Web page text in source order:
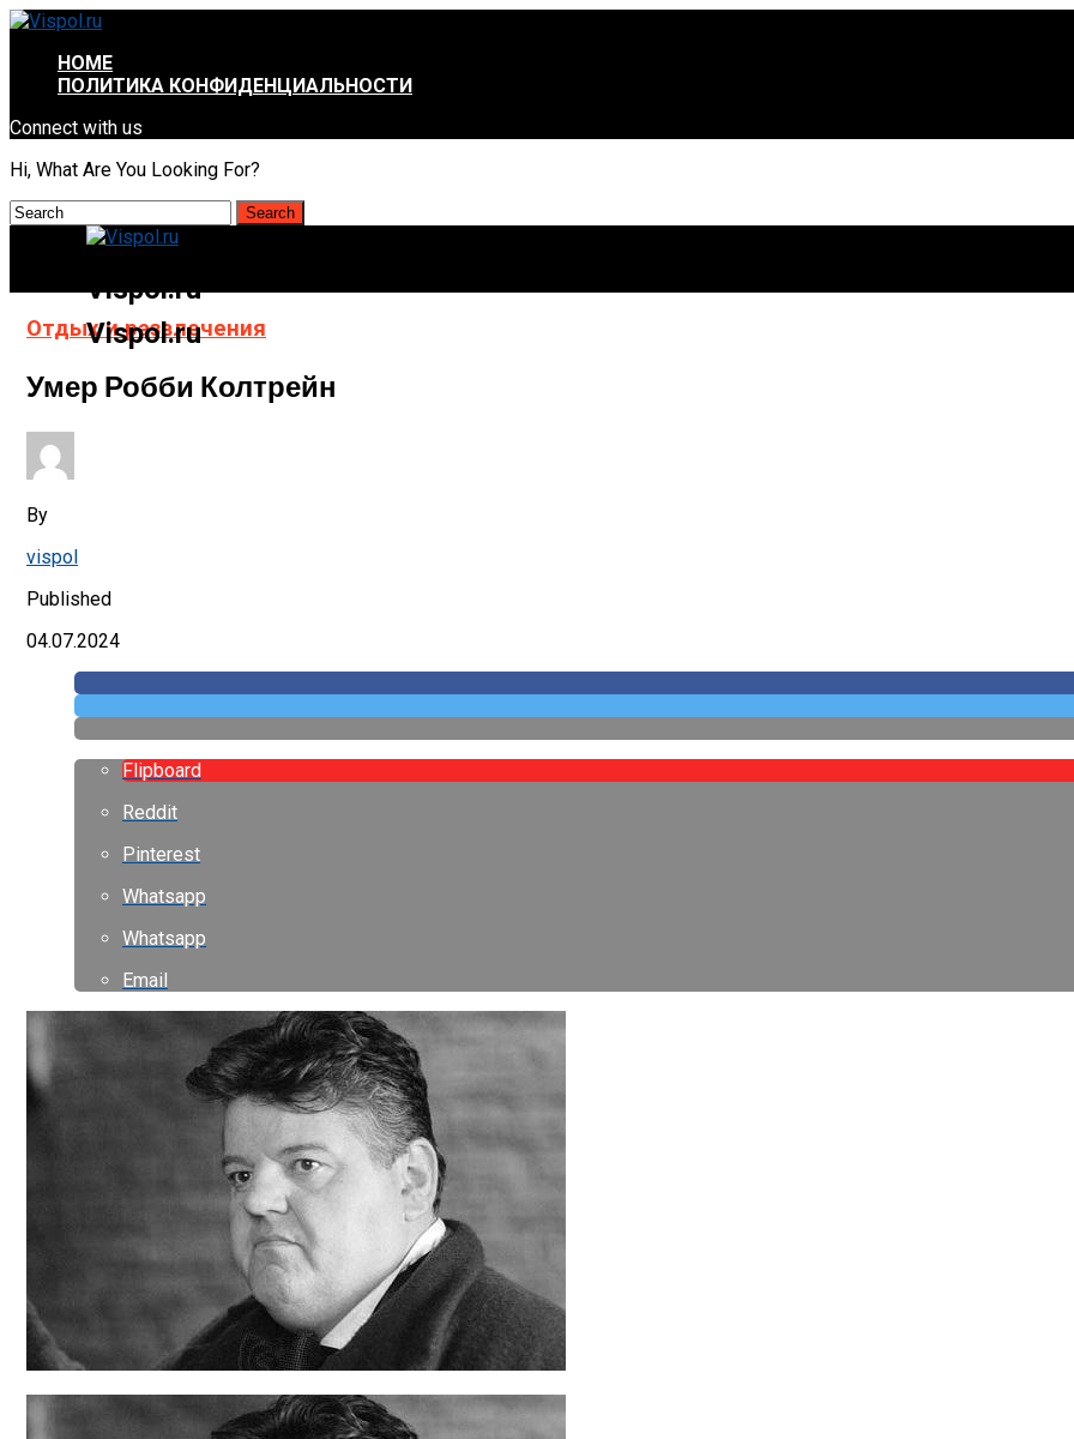
HOME
ПОЛИТИКА КОНФИДЕНЦИАЛЬНОСТИ
Connect with us
Hi, What Are You Looking For?
Vispol.ru
Vispol.ru
Отдых и развлечения
Умер Робби Колтрейн
By
vispol
Published
04.07.2024
Flipboard
Reddit
Pinterest
Whatsapp
Whatsapp
Email